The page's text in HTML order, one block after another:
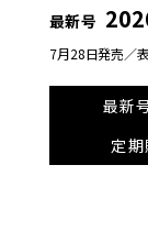
最新号
7月28日発売／
最新
定